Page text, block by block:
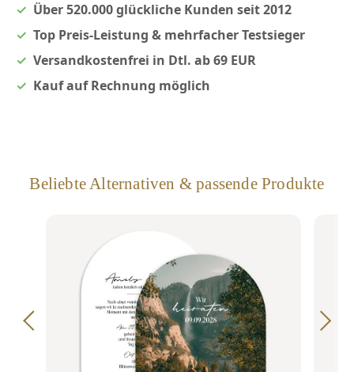
Über 520.000 glückliche Kunden seit 2012
Top Preis-Leistung & mehrfacher Testsieger
Versandkostenfrei in Dtl. ab 69 EUR
Kauf auf Rechnung möglich
Beliebte Alternativen & passende Produkte